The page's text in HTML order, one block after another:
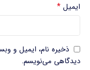
ایمیل *
ذخیره نام، ایمیل و
دیدگاهی می‌نویسم.